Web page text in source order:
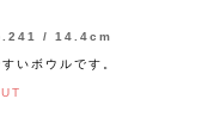
/ 14.4cm
いボウルです。